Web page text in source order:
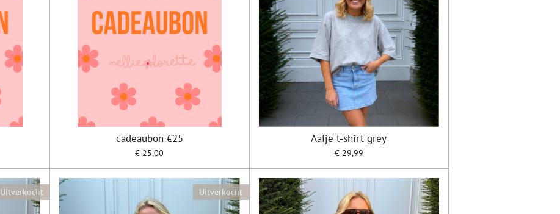
cadeaubon €25
€ 25,00
Aafje t-shirt grey
€ 29,99
Uitverkocht Uitverkocht